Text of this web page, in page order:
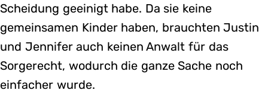
Scheidung geeinigt habe. Da sie keine
gemeinsamen Kinder haben, brauchten Justin
und Jennifer auch keinen Anwalt für das
Sorgerecht, wodurch die ganze Sache noch
einfacher wurde.